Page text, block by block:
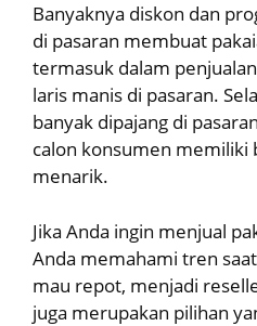
Banyaknya diskon dan
di pasaran membuat
termasuk dalam
laris manis di pasaran.
banyak dipajang di
calon konsumen memiliki
menarik.
Jika Anda ingin menjual
Anda memahami tren
mau repot, menjadi
juga merupakan pilihan